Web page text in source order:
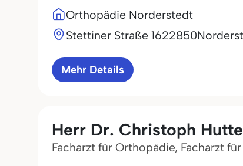
Orthopädie Norderstedt
Stettiner Straße 1622850
Mehr Details
Herr Dr. Christoph
Facharzt für Orthopädie, Facharzt